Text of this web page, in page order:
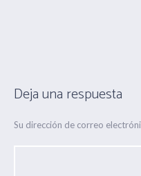
Deja una respuesta
Su dirección de correo